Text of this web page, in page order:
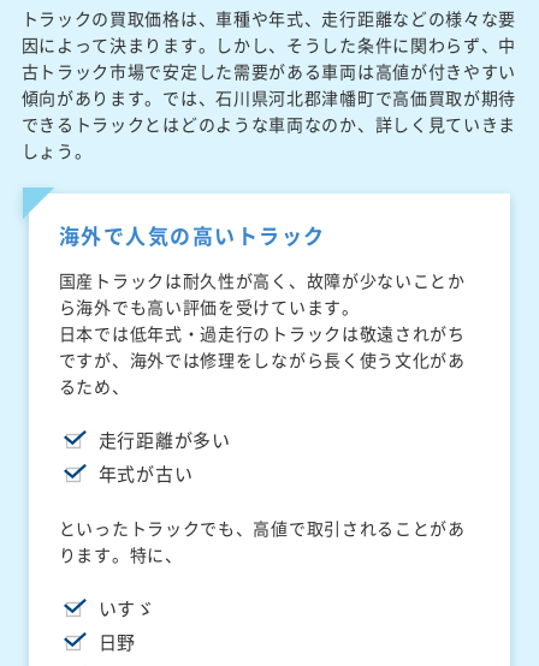
トラックの買取価格は、車種や年式、走行距離などの様々な要
因によって決まります。しかし、そうした条件に関わらず、中
古トラック市場で安定した需要がある車両は高値が付きやすい
傾向があります。では、石川県河北郡津幡町で高価買取が期待
できるトラックとはどのような車両なのか、詳しく見ていきま
しょう。
海外で人気の高いトラック
国産トラックは耐久性が高く、故障が少ないことか
ら海外でも高い評価を受けています。
日本では低年式・過走行のトラックは敬遠されがち
ですが、海外では修理をしながら長く使う文化があ
るため、
走行距離が多い
年式が古い
といったトラックでも、高値で取引されることがあ
ります。特に、
いすゞ
日野